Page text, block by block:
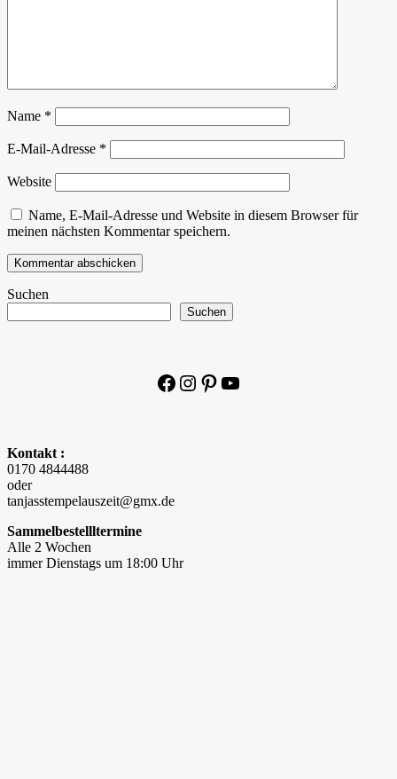
Name *
E-Mail-Adresse *
Website
Name, E-Mail-Adresse und Website in diesem Browser für
meinen nächsten Kommentar speichern.
Suchen
Suchen
Facebook
Instagram
Pinterest
YouTube
Kontakt :
0170 4844488
oder
tanjasstempelauszeit@gmx.de
Sammelbestellltermine
Alle 2 Wochen
immer Dienstags um 18:00 Uhr